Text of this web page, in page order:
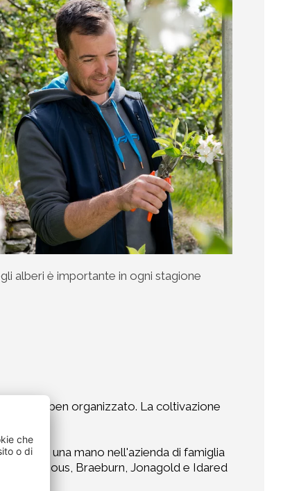
alberi è importante in ogni stagione
ben organizzato. La coltivazione
a dargli una mano nell'azienda di famiglia
Delicious, Braeburn, Jonagold e Idared